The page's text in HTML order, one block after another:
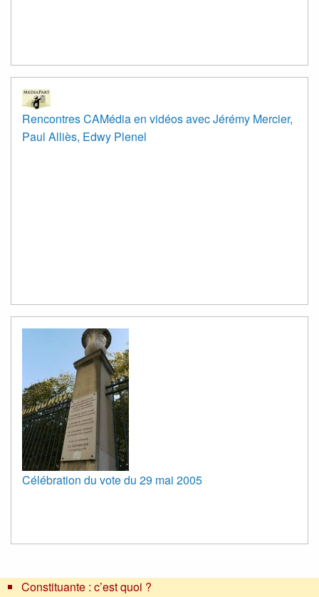
Rencontres CAMédia en vidéos avec Jérémy Mercier,
Paul Alliès, Edwy Plenel
Célébration du vote du 29 mai 2005
Constituante : c’est quoi ?